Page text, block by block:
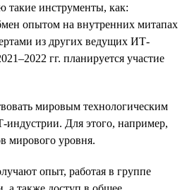
такие инструменты, как:
опытом на внутренних митапах
из других ведущих ИТ-
гг. планируется участие
мировым технологическим
индустрии. Для этого, например,
мирового уровня.
опыт, работая в группе